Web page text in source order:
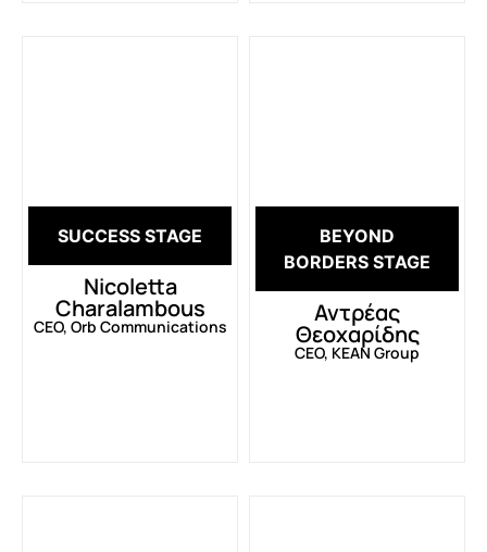
SUCCESS STAGE
Nicoletta
Charalambous
CEO, Orb Communications
BEYOND
BORDERS STAGE
Αντρέας
Θεοχαρίδης
CEO, KEAN Group